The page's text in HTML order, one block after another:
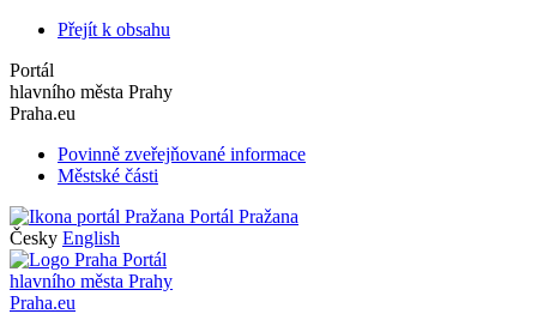
Přejít k obsahu
Portál
hlavního města Prahy
Praha.eu
Povinně zveřejňované informace
Městské části
Portál Pražana
Česky English
Portál
hlavního města Prahy
Praha.eu